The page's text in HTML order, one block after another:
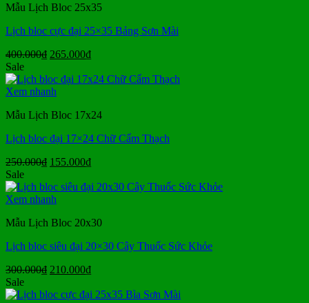
Mẫu Lịch Bloc 25x35
Lịch bloc cực đại 25×35 Bảng Sơn Mài
400.000₫ Giá
là:
400.000₫.
265.000₫Giá
tại
Sale
Xem nhanh
Mẫu Lịch Bloc 17x24
Lịch bloc đại 17×24 Chữ Cẩm Thạch
250.000₫ Giá
là:
250.000₫.
155.000₫Giá
tại
Sale
Xem nhanh
Mẫu Lịch Bloc 20x30
Lịch bloc siêu đại 20×30 Cây Thuốc Sức Khỏe
300.000₫ Giá
là:
210.000₫Giá
tại
Sale